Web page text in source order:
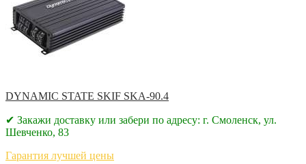
DYNAMIC STATE SKIF SKA-90.4
✔ Закажи доставку или забери по адресу: г. Смоленск, ул.
Шевченко, 83
Гарантия лучшей цены